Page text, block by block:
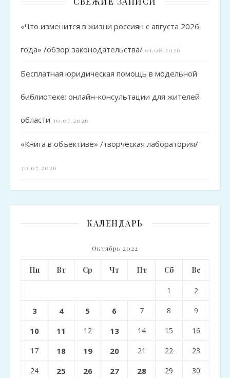
«Что изменится в жизни россиян с августа 2026
года» /обзор законодательства/ 01.08.2026
Бесплатная юридическая помощь в модельной
библиотеке: онлайн-консультации для жителей
области 30.07.2026
«Книга в объективе» /творческая лаборатория/
30.07.2026
КАЛЕНДАРЬ
Октябрь 2022
Пн Вт Ср Чт Пт Сб Вс
1 2
3 4 5 6 7 8 9
10 11 12 13 14 15 16
17 18 19 20 21 22 23
24 25 26 27 28 29 30